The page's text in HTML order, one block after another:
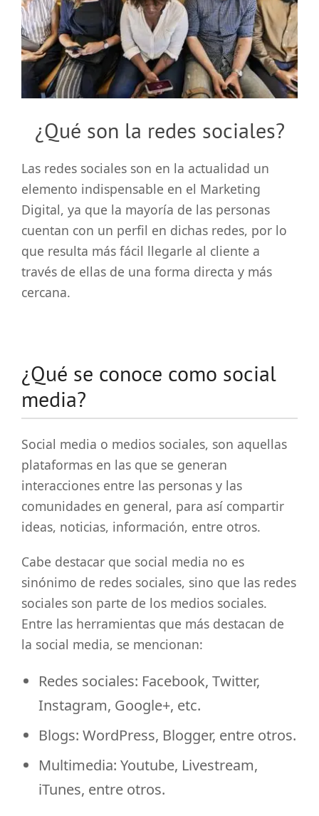
grande
¿Qué son la redes sociales?
Las redes sociales son en la actualidad un
elemento indispensable en el Marketing
Digital, ya que la mayoría de las personas
cuentan con un perfil en dichas redes, por lo
que resulta más fácil llegarle al cliente a
través de ellas de una forma directa y más
cercana.
¿Qué se conoce como social
media?
Social media o medios sociales, son aquellas
plataformas en las que se generan
interacciones entre las personas y las
comunidades en general, para así compartir
ideas, noticias, información, entre otros.
Cabe destacar que social media no es
sinónimo de redes sociales, sino que las redes
sociales son parte de los medios sociales.
Entre las herramientas que más destacan de
la social media, se mencionan:
Redes sociales: Facebook, Twitter,
Instagram, Google+, etc.
Blogs: WordPress, Blogger, entre otros.
Multimedia: Youtube, Livestream,
iTunes, entre otros.